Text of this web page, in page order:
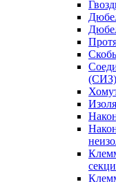
(СИЗ)